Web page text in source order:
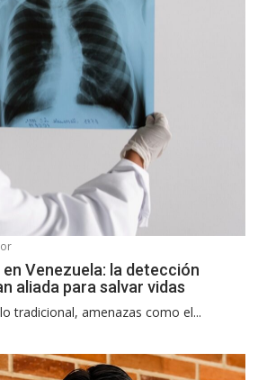
Venezuela: la detección
aliada para salvar vidas
tradicional, amenazas como el...